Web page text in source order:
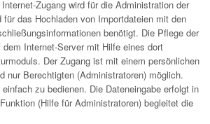
Zugang wird für die Administration der
das Hochladen von Importdateien mit den
benötigt. Die Pflege der
Internet-Server mit Hilfe eines dort
Der Zugang ist mit einem persönlichen
nur Berechtigten (Administratoren) möglich.
zu bedienen. Die Dateneingabe erfolgt in
(Hilfe für Administratoren) begleitet die